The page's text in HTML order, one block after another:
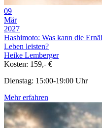
09
Mär
2027
Hashimoto: Was kann die
Leben leisten?
Heike Lemberger
Kosten: 159,- €
Dienstag: 15:00-19:00 Uhr
Mehr erfahren